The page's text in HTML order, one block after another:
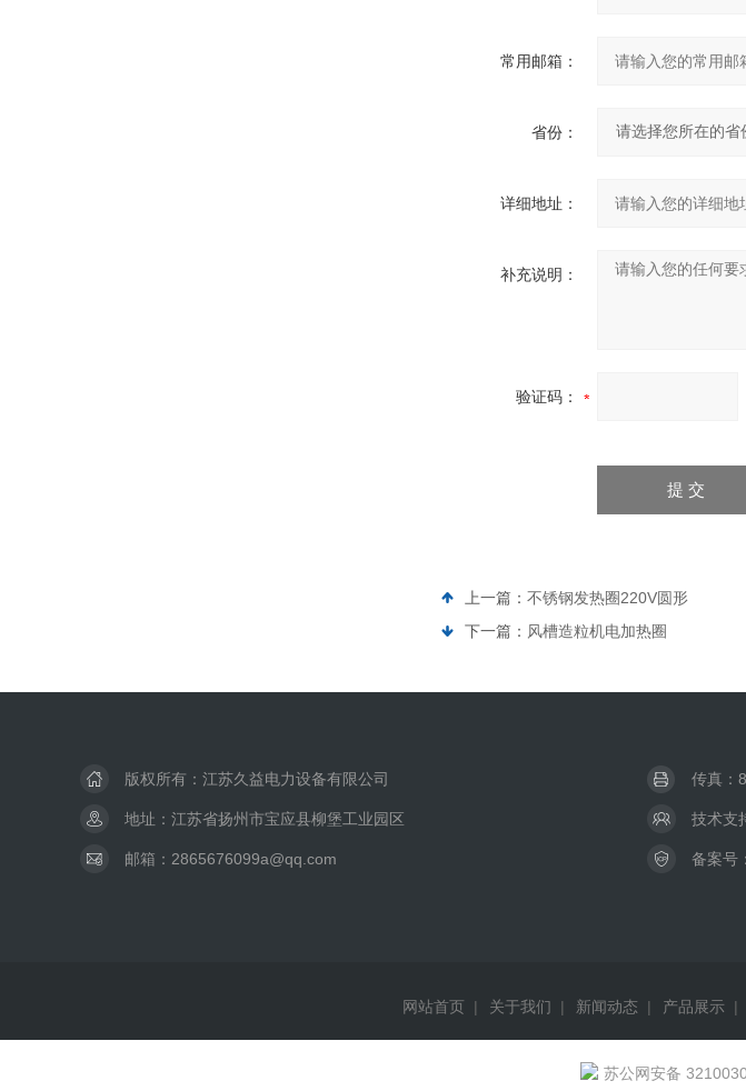
常用邮箱：
省份：
详细地址：
补充说明：
验证码：
上一篇： 不锈钢发热圈220V圆形
下一篇： 风槽造粒机电加热圈
版权所有：江苏久益电力设备有限公司 传真：
地址：江苏省扬州市宝应县柳堡工业园区 技术支
邮箱：2865676099a@qq.com 备案号：
网站首页 | 关于我们 | 新闻动态 | 产品展示 |
苏公网安备